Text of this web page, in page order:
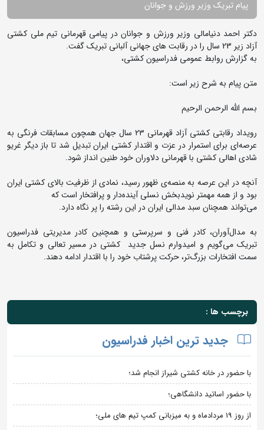
پیام تبریک وزیر ورزش و جوانان
دکتر احمد دنیامالی وزیر ورزش و جوانان در پیامی قهرمانی تیم ملی کشتی
آزاد زیر 23 سال را در رقابت های جهانی آلبانی تبریک گفت.
به گزارش روابط عمومی فدراسیون کشتی،
متن پیام به شرح زیر است:
بسم الله الرحمن الرحیم
رویداد رقابتی کشتی آزاد قهرمانی ۲۳ سال جهان همچون مسابقات فرنگی به
عرصه‌ای برای استمرار در عزت و اقتدار کشتی ایران تبدیل شد تا باز دیگر غریو
شادی اهالی کشتی با قهرمانی دلاوران خود طنین انداز شود.
آنچه در این عرصه به منصه‌ی ظهور رسید، نمادی از ظرفیت بالای کشتی ایران
بود و از همه مهمتر نویدبخش نسلی آینده‌دار و پرافتخار است که
می‌تواند همچنان سبد مدالی ایران در این رشته را پر نگاه دارد.
به مدال‌آوران، کادر فنی و سرپرستی و همچنین کادر مدیریتی فدراسیون
تبریک می‌گویم و امیدوارم نسل جدید کشتی در مسیر تعالی و تکامل به
سمت افتخارات بزرگ‌تر، حرکت پرشتاب خود را با اقتدار ادامه دهند.
برچسب ها :
جدید ترین اخبار فدراسیون
با حضور در خانه کشتی شیراز انجام شد؛
با حضور اساتید دانشگاهی؛
از روز 19 مردادماه و به میزبانی کمپ تیم های ملی؛